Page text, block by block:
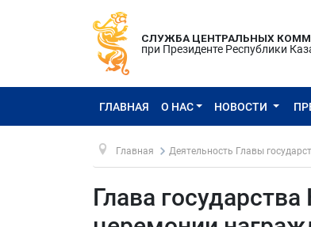
СЛУЖБА ЦЕНТРАЛЬНЫХ
при Президенте Республики
ГЛАВНАЯ О НАС НОВОСТИ
Главная Деятельность Главы
Глава